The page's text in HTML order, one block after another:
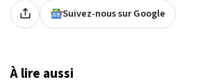
Suivez-nous sur Google
À lire aussi